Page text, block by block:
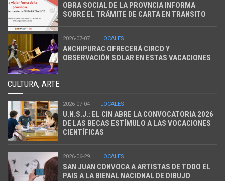
OBRA SOCIAL DE LA PROVNCIA INFORMA
SOBRE EL TRÁMITE DE CARTA EN TRANSITO
2026-07-07 LOCALES
ANCHIPURAC OFRECERÁ CIRCO Y
OBSERVACIÓN SOLAR EN ESTAS VACACIONES
CULTURA, ARTE
2026-07-04 LOCALES
U.N.S.J.: EL CIN ABRE LA CONVOCATORIA 2026
DE LAS BECAS ESTÍMULO A LAS VOCACIONES
CIENTÍFICAS
2026-06-29 LOCALES
SAN JUAN CONVOCA A ARTISTAS DE TODO EL
PAIS A LA BIENAL NACIONAL DE DIBUJO